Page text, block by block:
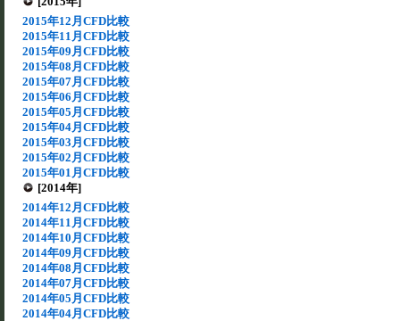
2015年12月CFD比較
2015年11月CFD比較
2015年09月CFD比較
2015年08月CFD比較
2015年07月CFD比較
2015年06月CFD比較
2015年05月CFD比較
2015年04月CFD比較
2015年03月CFD比較
2015年02月CFD比較
2015年01月CFD比較
[2014年]
2014年12月CFD比較
2014年11月CFD比較
2014年10月CFD比較
2014年09月CFD比較
2014年08月CFD比較
2014年07月CFD比較
2014年05月CFD比較
2014年04月CFD比較